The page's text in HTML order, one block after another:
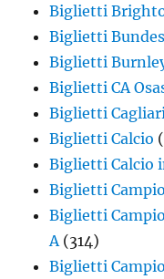
Biglietti
Biglietti
Biglietti
Biglietti CA
Biglietti
Biglietti Calcio
Biglietti Calcio
Biglietti
Biglietti
A(314)
Biglietti